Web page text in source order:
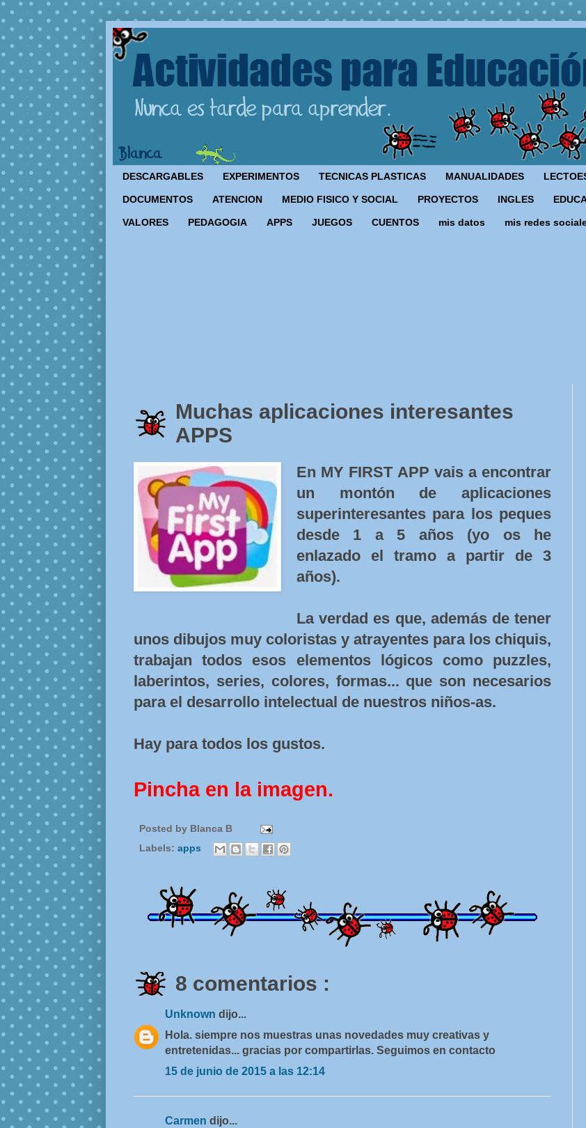
DESCARGABLES EXPERIMENTOS TECNICAS PLASTICAS MANUALIDADES
DOCUMENTOS ATENCION MEDIO FISICO Y SOCIAL PROYECTOS INGLES
VALORES PEDAGOGIA APPS JUEGOS CUENTOS mis datos mis redes
Muchas aplicaciones interesantes
APPS
En MY FIRST APP vais a encontrar
un montón de aplicaciones
superinteresantes para los peques
desde 1 a 5 años (yo os he
enlazado el tramo a partir de 3
años).
La verdad es que, además de tener
unos dibujos muy coloristas y atrayentes para los chiquis,
trabajan todos esos elementos lógicos como puzzles,
laberintos, series, colores, formas... que son necesarios
para el desarrollo intelectual de nuestros niños-as.
Hay para todos los gustos.
Pincha en la imagen.
Posted by Blanca B
Labels: apps
8 comentarios :
Unknown dijo...
Hola. siempre nos muestras unas novedades muy creativas y
entretenidas... gracias por compartirlas. Seguimos en contacto
15 de junio de 2015 a las 12:14
Carmen dijo...